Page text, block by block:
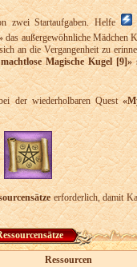
zwei Startaufgaben. Helfe
das außergewöhnliche Mädchen
an die Vergangenheit zu
Magische Kugel [9]»
der wiederholbaren Quest
erforderlich, damit
Ressourcen